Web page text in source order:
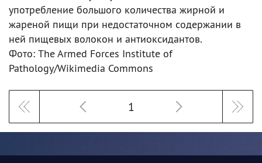
употребление большого количества жирной и
жареной пищи при недостаточном содержании в
ней пищевых волокон и антиоксидантов.
Фото: The Armed Forces Institute of
Pathology/Wikimedia Commons
1